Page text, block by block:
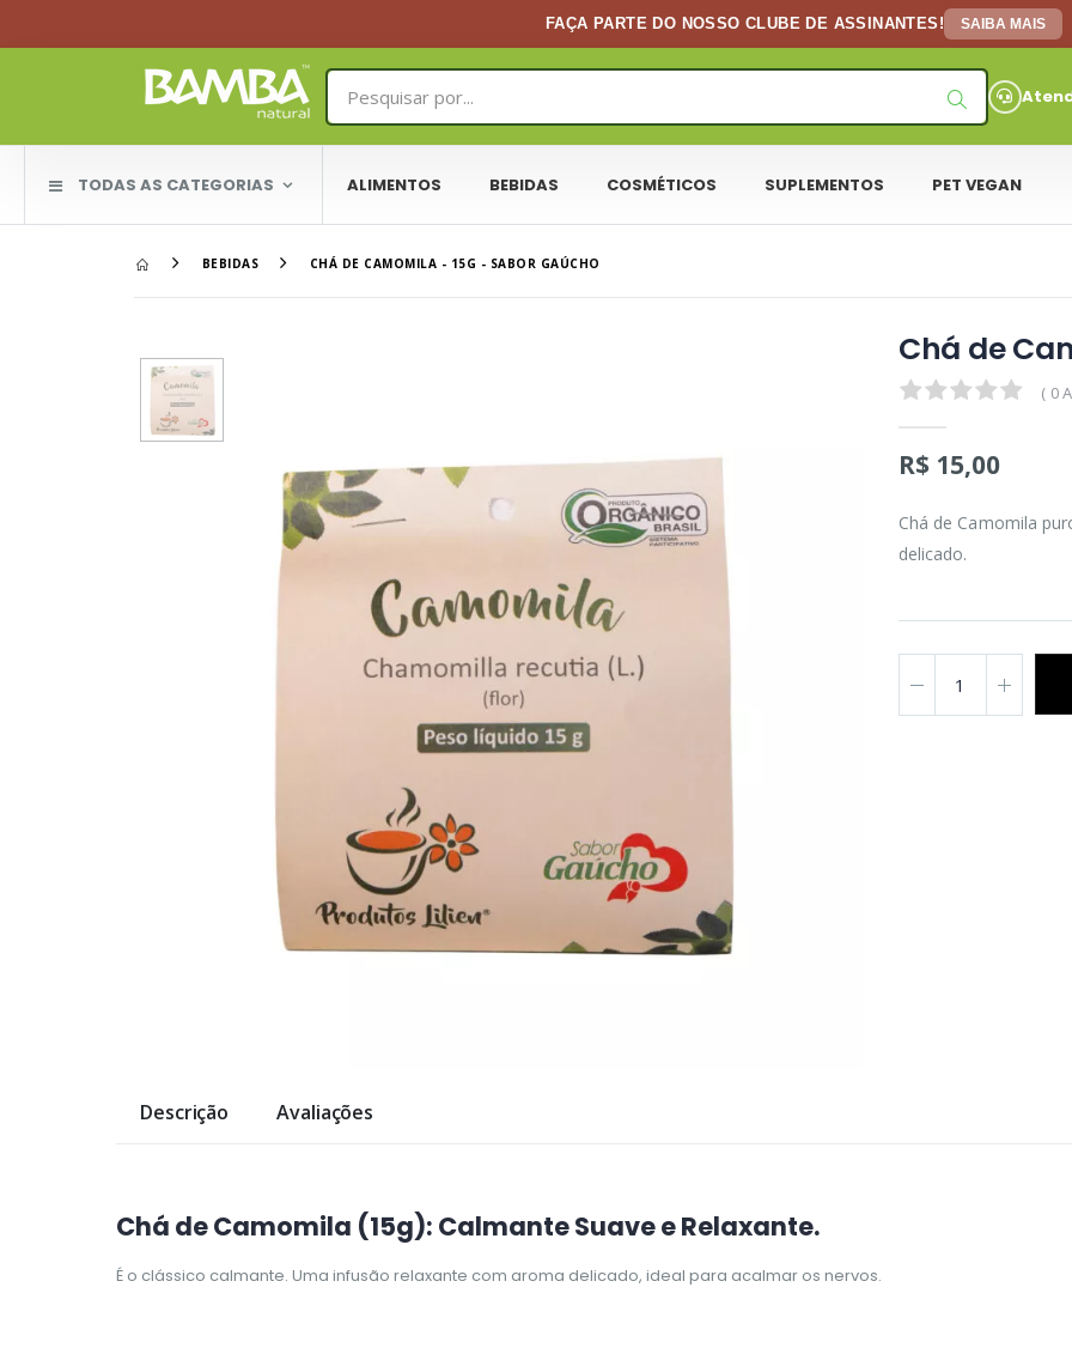
FAÇA PARTE DO NOSSO CLUBE DE ASSINANTES! SAIBA MAIS
TODAS AS CATEGORIAS ALIMENTOS BEBIDAS COSMÉTICOS SUPLEMENTOS PET VEGAN
BEBIDAS CHÁ DE CAMOMILA - 15G - SABOR GAÚCHO
0.0
( 0
R$ 15,00
Chá de Camomila
delicado.
Descrição Avaliações
Chá de Camomila (15g): Calmante Suave e Relaxante.
É o clássico calmante. Uma infusão relaxante com aroma delicado, ideal para acalmar os nervos.